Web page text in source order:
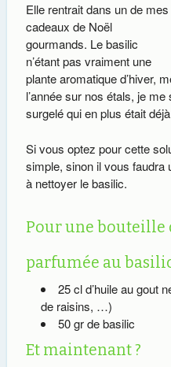
Elle rentrait dans un de mes
cadeaux de Noël
gourmands. Le basilic
n’étant pas vraiment une
plante aromatique d’hiver,
l’année sur nos étals, je
surgelé qui en plus était
Si vous optez pour cette
simple, sinon il vous faudra
à nettoyer le basilic.
Pour une bouteille
parfumée au
25 cl d’huile au gout
de raisins, …)
50 gr de basilic
Et maintenant ?